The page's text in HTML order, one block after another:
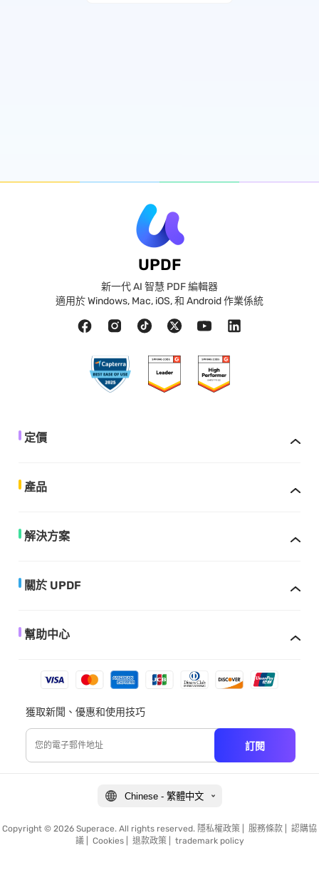
UPDF
新一代 AI 智慧 PDF 編輯器
適用於 Windows, Mac, iOS, 和 Android 作業係統
定價
產品
解決方案
關於 UPDF
幫助中心
獲取新聞、優惠和使用技巧
訂閱
Chinese - 繁體中文
Copyright © 2026 Superace. All rights reserved. 隱私權政策 服務條款
認購協
議| Cookies| 退款政策| trademark policy